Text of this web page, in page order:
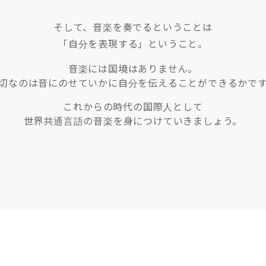
そして、音楽を奏でるということは
「自分を表現する」ということ。
音楽には国境はありません。
なのは音にのせていかに自分を伝えることができるかで
これからの時代の国際人として
世界共通言語の音楽を身につけていきましょう。